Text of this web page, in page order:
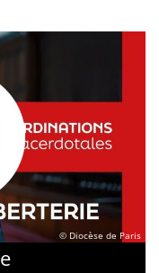
© Diocèse de Paris